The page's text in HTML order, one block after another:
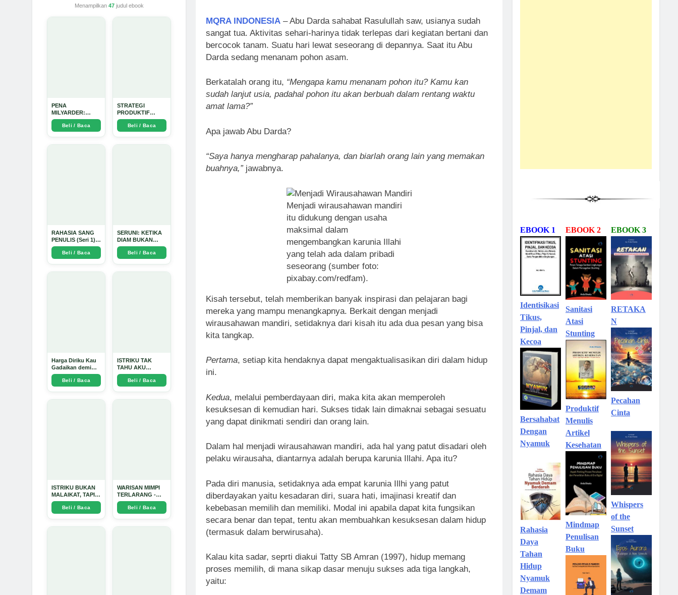
Menampilkan 47judul ebook
PENA
MILYARDER:
Kisah, Rahasia
Sukses, dan
Panduan Menjadi
Beli / Baca
STRATEGI
PRODUKTIF
MENULIS UPDATE
- Arda Dinata
Beli / Baca
RAHASIA SANG
PENULIS (Seri 1) -
Arda Dinata
Beli / Baca
SERUNI: KETIKA
DIAM BUKAN
LAGI PILIHAN -
Arda Dinata
Beli / Baca
Harga Diriku Kau
Gadaikan demi
Perempuan Itu -
Arda Dinata
Beli / Baca
ISTRIKU TAK
TAHU AKU
PENGUSAHA
EMAS - Arda
Dinata
Beli / Baca
ISTRIKU BUKAN
MALAIKAT, TAPI
AKU JUGA TIDAK
SUCI - Arda Dinata
Beli / Baca
WARISAN MIMPI
TERLARANG -
Arda Dinata
Beli / Baca
MQRA INDONESIA – Abu Darda sahabat Rasulullah saw, usianya sudah
sangat tua. Aktivitas sehari-harinya tidak terlepas dari kegiatan bertani dan
bercocok tanam. Suatu hari lewat seseorang di depannya. Saat itu Abu
Darda sedang menanam pohon asam.
Berkatalah orang itu, “Mengapa kamu menanam pohon itu? Kamu kan
sudah lanjut usia, padahal pohon itu akan berbuah dalam rentang waktu
amat lama?”
Apa jawab Abu Darda?
“Saya hanya mengharap pahalanya, dan biarlah orang lain yang memakan
buahnya,”jawabnya.
Menjadi wirausahawan mandiri
itu didukung dengan usaha
maksimal dalam
mengembangkan karunia Illahi
yang telah ada dalam pribadi
seseorang (sumber foto:
pixabay.com/redfam).
Kisah tersebut, telah memberikan banyak inspirasi dan pelajaran bagi
mereka yang mampu menangkapnya. Berkait dengan menjadi
wirausahawan mandiri, setidaknya dari kisah itu ada dua pesan yang bisa
kita tangkap.
Pertama, setiap kita hendaknya dapat mengaktualisasikan diri dalam hidup
ini.
Kedua, melalui pemberdayaan diri, maka kita akan memperoleh
kesuksesan di kemudian hari. Sukses tidak lain dimaknai sebagai sesuatu
yang dapat dinikmati sendiri dan orang lain.
Dalam hal menjadi wirausahawan mandiri, ada hal yang patut disadari oleh
pelaku wirausaha, diantarnya adalah berupa karunia Illahi. Apa itu?
Pada diri manusia, setidaknya ada empat karunia Illhi yang patut
diberdayakan yaitu kesadaran diri, suara hati, imajinasi kreatif dan
kebebasan memilih dan memiliki. Modal ini apabila dapat kita fungsikan
secara benar dan tepat, tentu akan membuahkan kesuksesan dalam hidup
(termasuk dalam berwirusaha).
Kalau kita sadar, seprti diakui Tatty SB Amran (1997), hidup memang
proses memilih, di mana sikap dasar menuju sukses ada tiga langkah,
yaitu:
EBOOK 1
Identisikasi
Tikus,
Pinjal, dan
Kecoa
Bersahabat
Dengan
Nyamuk
Rahasia
Daya
Tahan
Hidup
Nyamuk
Demam
EBOOK 2
Sanitasi
Atasi
Stunting
Produktif
Menulis
Artikel
Kesehatan
Mindmap
Penulisan
Buku
EBOOK 3
RETAKA
N
Pecahan
Cinta
Whispers
of the
Sunset